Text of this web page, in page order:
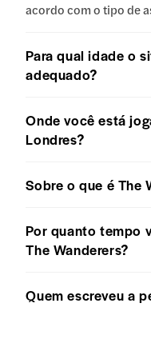
acordo com o tipo de
Para qual idade o
adequado?
Onde você está
Londres?
Sobre o que é The
Por quanto tempo
The Wanderers?
Quem escreveu a